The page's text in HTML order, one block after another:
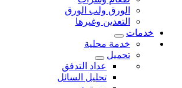
الورق ولب الورق
التعدين وغيرها
خدمات
خدمة محلية
تحميل
عداد التدفق
تحليل السائل